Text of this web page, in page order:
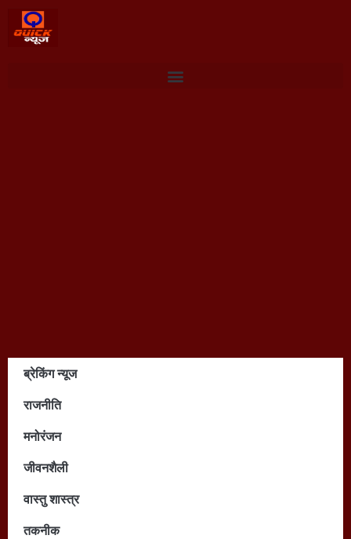
ब्रेकिंग न्यूज
राजनीति
मनोरंजन
जीवनशैली
वास्तु शास्त्र
तकनीक